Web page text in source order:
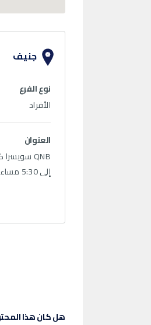
جنيف
نوع الفرع
الأفراد
العنوان
إلى 5:30 مساء
هل كان هذا